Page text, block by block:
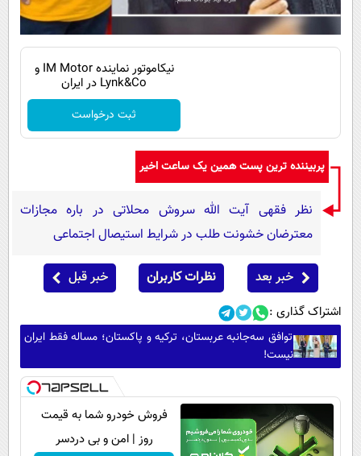
نیکاموتور نماینده IM Motor و
Lynk&Co در ایران
ثبت درخواست
پربیننده ترین پست همین یک ساعت اخیر
نظر فقهی آیت الله سروش محلاتی در باره مجازات
معترضان خشونت طلب در شرایط استیصال اجتماعی
خبر بعد نظرات کاربران خبر قبل
اشتراک گذاری :
توافق سه‌جانبه عربستان، ترکیه و پاکستان؛ مساله فقط ایران
نیست!
فروش خودرو شما به قیمت
روز | امن و بی دردسر